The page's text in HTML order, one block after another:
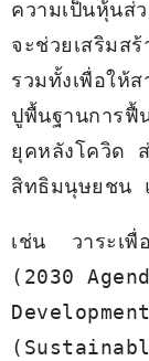
ความเป็นหุ้นส่
จะช่วยเสริมส
รวมทั้งเพื่อให้
ปูพื้นฐานการฟื้
ยุคหลังโควิด
สิทธิมนุษยชน
เช่น  วาระเ
(2030